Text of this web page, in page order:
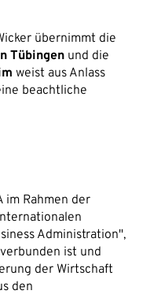
übernimmt die
Tübingen und die
weist aus Anlass
beachtliche
im Rahmen der
Administration",
ist und
der Wirtschaft
den